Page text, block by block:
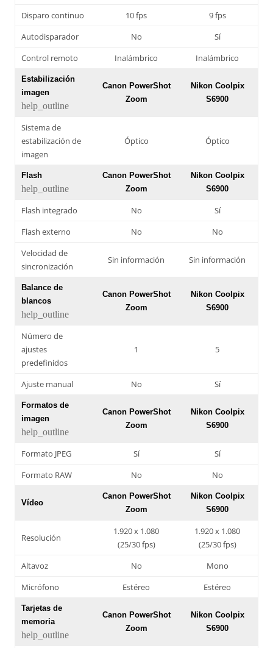
Disparo continuo 10 fps
9 fps
Autodisparador
No
Sí
Control remoto
Inalámbrico Inalámbrico
Estabilización
imagen
help_outline
Canon PowerShot
Zoom
Nikon Coolpix
S6900
Sistema de
estabilización de
imagen
Óptico Óptico
Flash
help_outline
Canon PowerShot
Zoom
Nikon Coolpix
S6900
Flash integrado No
Sí
Flash externo
No
No
Velocidad de
sincronización
Sin información Sin información
Balance de
blancos
help_outline
Canon PowerShot
Zoom
Nikon Coolpix
S6900
Número de
ajustes
predefinidos
1 5
Ajuste manual No Sí
Formatos de
imagen
help_outline
Canon PowerShot
Zoom
Nikon Coolpix
S6900
Formato JPEG Sí
Sí
Formato RAW
No No
Vídeo
Canon PowerShot
Zoom
Nikon Coolpix
S6900
Resolución
1.920 x 1.080
(25/30 fps)
1.920 x 1.080
(25/30 fps)
Altavoz
No
Mono
Micrófono
Estéreo Estéreo
Tarjetas de
memoria
help_outline
Canon PowerShot
Zoom
Nikon Coolpix
S6900